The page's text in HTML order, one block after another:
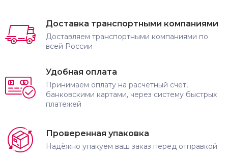
Доставка транспортными компаниями
Доставляем транспортными компаниями по
всей России
Удобная оплата
Принимаем оплату на расчётный счёт,
банковскими картами, через систему быстрых
платежей
Проверенная упаковка
Надёжно упакуем ваш заказ перед отправкой